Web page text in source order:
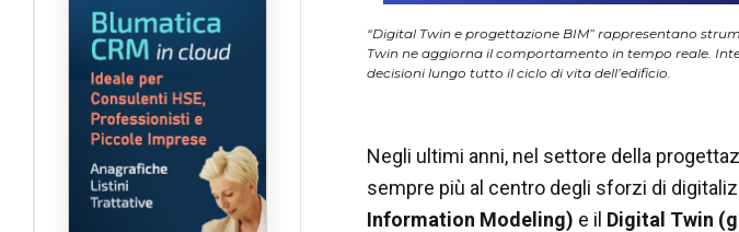
“Digital Twin e progettazione BIM” rappresentano
Twin ne aggiorna il comportamento in tempo reale.
decisioni lungo tutto il ciclo di vita dell’edificio.
Negli ultimi anni, nel settore della
sempre più al centro degli sforzi di
Information Modeling) e il Digital Twin